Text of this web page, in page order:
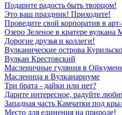
Подарите радость быть творцом!
Это ваш праздник! Приходите!
Проведите свой корпоратив в
Озеро Зеленое в кратере
Дорогие друзья и коллеги!
Вулканические острова
Вулкан Крестовский
Масленичные гуляния в
Масленица в Вулканариуме
Три брата - дайки или нет?
Дарите интересное, радуйте
Западная часть Камчатки под
Место для единения на природе!